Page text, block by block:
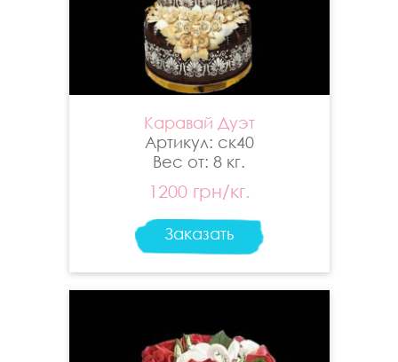
Каравай Дуэт
Артикул: ск40
Вес от: 8 кг.
1200 грн/кг.
Заказать